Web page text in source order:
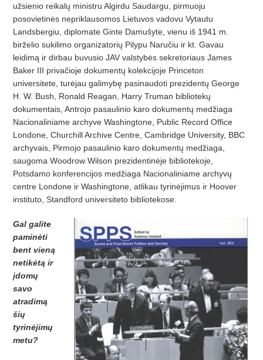
užsienio reikalų ministru Algirdu Saudar­gu, pirmuoju
posovietinės nepriklausomos Lietuvos vadovu Vytautu
Landsbergiu, diplomate Ginte Damušyte, vienu iš 1941 m.
birželio sukilimo organizatorių Pilypu Naručiu ir kt. Gavau
leidimą ir dirbau buvusio JAV valstybės sekretoriaus James
Baker III privačioje dokumentų kolekcijoje Princeton
universitete, turėjau galimybę pasinaudoti prezidentų George
H. W. Bush, Ronald Reagan, Harry Truman bibliotekų
dokumentais, Antrojo pasaulinio karo dokumen­tų medžiaga
Nacionaliniame archyve Washingtone, Public Record Office
Londone, Churchill Archive Centre, Cambridge University, BBC
archyvais, Pirmojo pasaulinio karo dokumentų medžiaga,
saugoma Woodrow Wilson prezidentinėje bibliotekoje,
Potsdamo konferencijos medžiaga Nacionaliniame archyvų
centre Londone ir Washingtone, atlikau tyrinėjimus ir Hoover
instituto, Standford universiteto bibliotekose.
Gal galite
paminėti
bent vieną
netikėtą ir
įdomų
savo
atradimą
šių
tyrinėjimų
me­tu?